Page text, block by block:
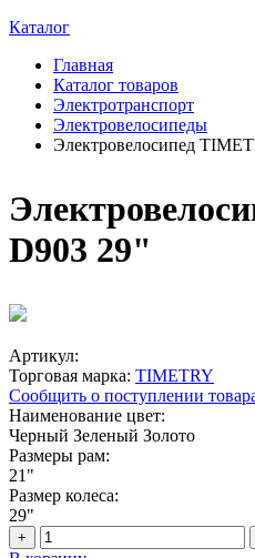
Каталог
Главная
Каталог товаров
Электротранспорт
Электровелосипеды
Электровелосипед
D903 29"
Артикул:
Торговая марка: TIMETRY
Сообщить о поступлении
Наименование цвет:
Черный Зеленый Золото
Размеры рам:
21"
Размер колеса:
29"
+